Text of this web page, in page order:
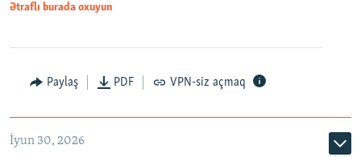
Ətraflı burada oxuyun
Paylaş PDF VPN-siz açmaq
İyun 30, 2026